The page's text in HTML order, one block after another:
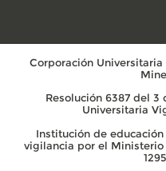
Corporación
Resolución 6387 del 3
Universitaria
Institución de
vigilancia por el Ministerio